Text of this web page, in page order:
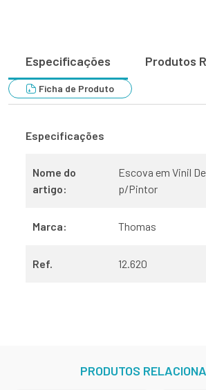
Especificações Produtos
Ficha de Produto
Especificações
Nome do
artigo:
Escova em Vinil
p/Pintor
Marca: Thomas
Ref. 12.620
PRODUTOS